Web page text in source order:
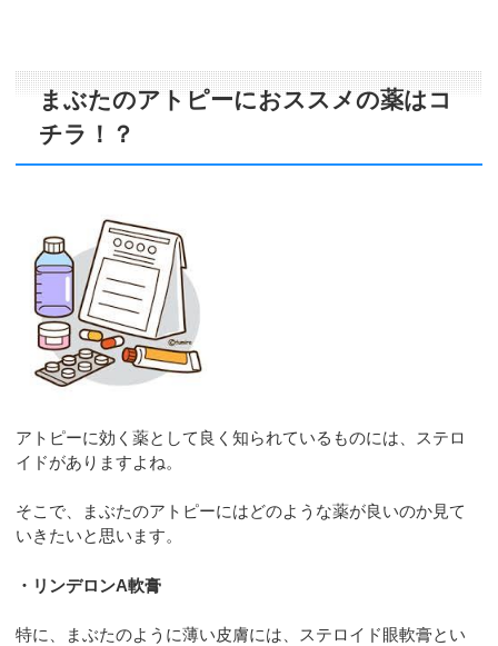
まぶたのアトピーにおススメの薬はコ
チラ！？
アトピーに効く薬として良く知られているものには、ステロ
イドがありますよね。
そこで、まぶたのアトピーにはどのような薬が良いのか見て
いきたいと思います。
・リンデロンA軟膏
特に、まぶたのように薄い皮膚には、ステロイド眼軟膏とい